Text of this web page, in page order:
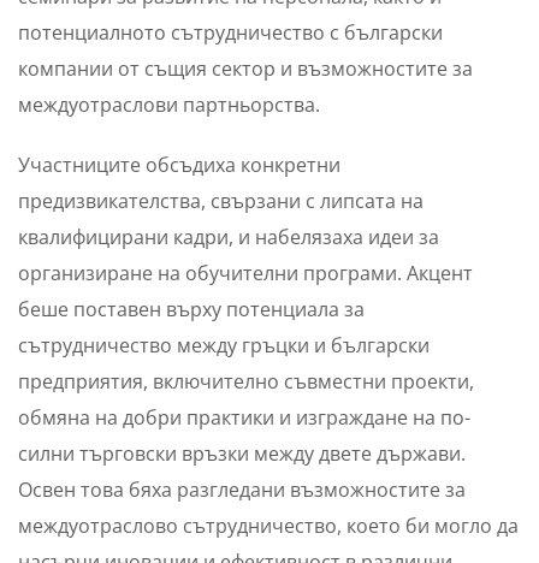
потенциалното сътрудничество с български
компании от същия сектор и възможностите за
междуотраслови партньорства.
Участниците обсъдиха конкретни
предизвикателства, свързани с липсата на
квалифицирани кадри, и набелязаха идеи за
организиране на обучителни програми. Акцент
беше поставен върху потенциала за
сътрудничество между гръцки и български
предприятия, включително съвместни проекти,
обмяна на добри практики и изграждане на по-
силни търговски връзки между двете държави.
Освен това бяха разгледани възможностите за
междуотраслово сътрудничество, което би могло да